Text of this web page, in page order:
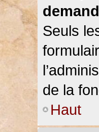
Seuls
de la
Haut